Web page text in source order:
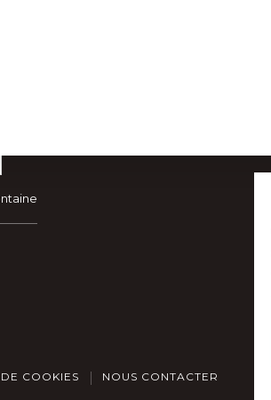
POPULATION ETAT-CIVIL
COOKIES NOUS CONTACTER